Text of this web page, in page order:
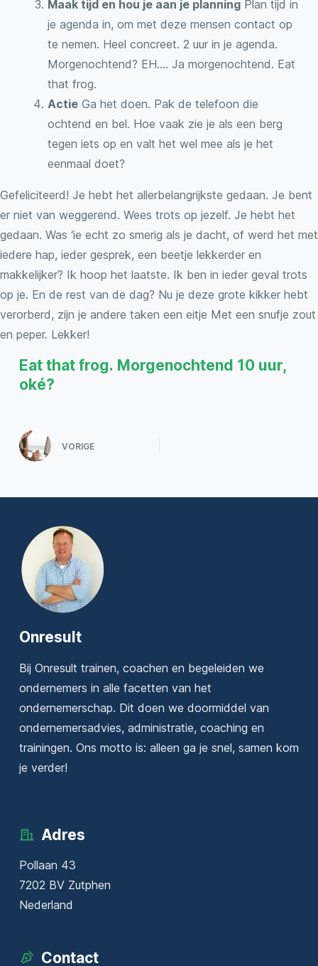
Maak tijd en hou je aan je planningPlan tijd in
je agenda in, om met deze mensen contact op
te nemen. Heel concreet. 2 uur in je agenda.
Morgenochtend? EH…. Ja morgenochtend. Eat
that frog.
ActieGa het doen. Pak de telefoon die
ochtend en bel. Hoe vaak zie je als een berg
tegen iets op en valt het wel mee als je het
eenmaal doet?
Gefeliciteerd! Je hebt het allerbelangrijkste gedaan. Je bent
er niet van weggerend. Wees trots op jezelf. Je hebt het
gedaan. Was ‘ie echt zo smerig als je dacht, of werd het met
iedere hap, ieder gesprek, een beetje lekkerder en
makkelijker? Ik hoop het laatste. Ik ben in ieder geval trots
op je. En de rest van de dag? Nu je deze grote kikker hebt
verorberd, zijn je andere taken een eitje Met een snufje zout
en peper. Lekker!
Eat that frog. Morgenochtend 10 uur,
oké?
VORIGE
Onresult
Bij Onresult trainen, coachen en begeleiden we
ondernemers in alle facetten van het
ondernemerschap. Dit doen we doormiddel van
ondernemersadvies, administratie, coaching en
trainingen. Ons motto is: alleen ga je snel, samen kom
je verder!
Adres
Pollaan 43
7202 BV Zutphen
Nederland
Contact